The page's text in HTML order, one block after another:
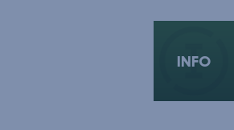
INFO